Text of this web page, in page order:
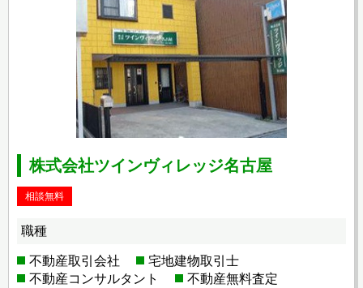
株式会社ツインヴィレッジ名古屋
相談無料
職種
不動産取引会社
宅地建物取引士
不動産コンサルタント
不動産無料査定